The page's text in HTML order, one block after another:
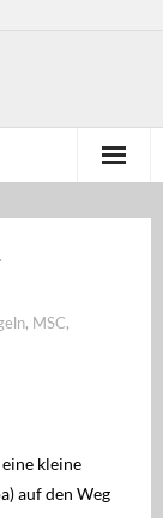
, MSC,
kleine
auf den Weg